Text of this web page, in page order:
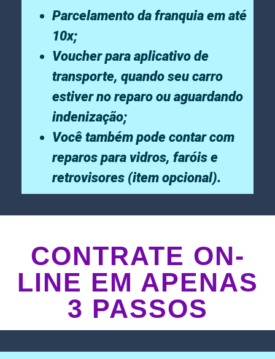
Parcelamento da franquia em até
10x;
Voucher para aplicativo de
transporte, quando seu carro
estiver no reparo ou aguardando
indenização;
Você também pode contar com
reparos para vidros, faróis e
retrovisores (item opcional).
CONTRATE ON-
LINE EM APENAS
3 PASSOS